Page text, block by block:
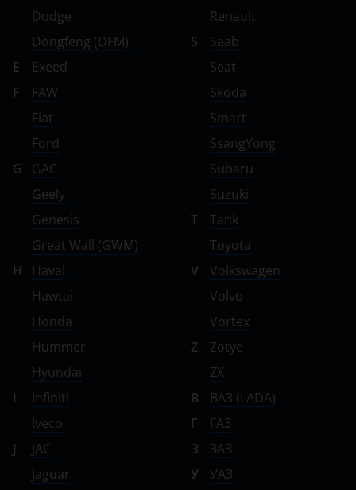
Dodge
Dongfeng (DFM)
E
Exeed
F
FAW
Fiat
Ford
G
GAC
Geely
Genesis
Great Wall (GWM)
H
Haval
Hawtai
Honda
Hummer
Hyundai
I
Infiniti
Iveco
J
JAC
Jaguar
Renault
S
Saab
Seat
Skoda
Smart
SsangYong
Subaru
Suzuki
T
Tank
Toyota
V
Volkswagen
Volvo
Vortex
Z
Zotye
ZX
В
ВАЗ (LADA)
Г
ГАЗ
З
ЗАЗ
У
УАЗ